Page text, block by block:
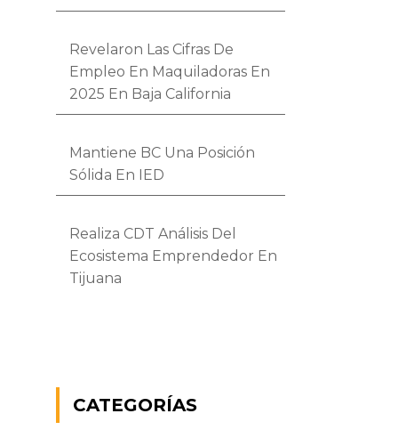
Revelaron Las Cifras De
Empleo En Maquiladoras En
2025 En Baja California
Mantiene BC Una Posición
Sólida En IED
Realiza CDT Análisis Del
Ecosistema Emprendedor En
Tijuana
CATEGORÍAS